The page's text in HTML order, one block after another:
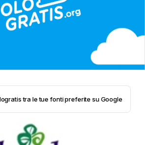
tra le tue fonti preferite su Google